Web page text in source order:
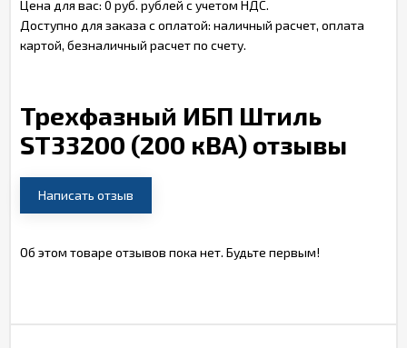
Цена для вас: 0 руб. рублей с учетом НДС.
Доступно для заказа с оплатой: наличный расчет, оплата
картой, безналичный расчет по счету.
Трехфазный ИБП Штиль
ST33200 (200 кВА) отзывы
Написать отзыв
Об этом товаре отзывов пока нет. Будьте первым!